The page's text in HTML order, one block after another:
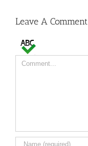
Leave A Comment
Comment